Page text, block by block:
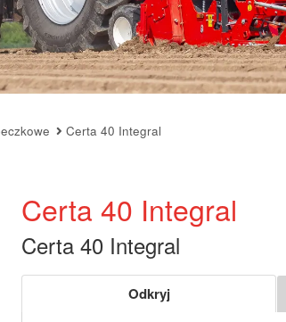
Certa 40 Integral
Certa 40 Integral
Certa 40 Integral
Odkryj